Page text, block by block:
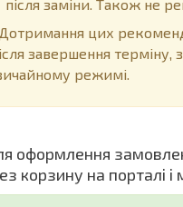
після заміни. Також не
цих
завершення терміну,
режимі.
оформлення
корзину на порталі